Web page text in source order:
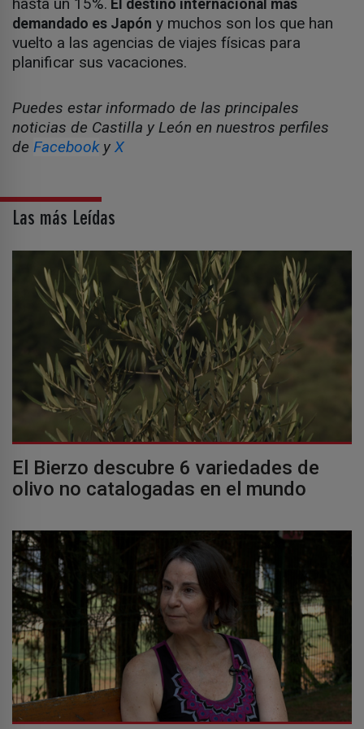
hasta un 15%. El destino internacional más
demandado es Japón y muchos son los que han
vuelto a las agencias de viajes físicas para
planificar sus vacaciones.
Puedes estar informado de las principales
noticias de Castilla y León en nuestros perfiles
de Facebooky X
Las más Leídas
El Bierzo descubre 6 variedades de
olivo no catalogadas en el mundo